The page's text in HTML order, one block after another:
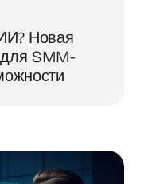
Новая
SMM-